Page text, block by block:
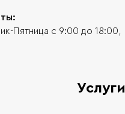
Пятница с 9:00 до 18:00,
Услуги